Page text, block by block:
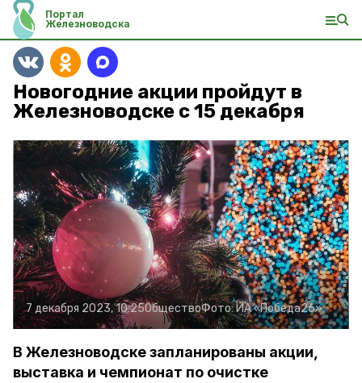
Портал
Железноводска
Новогодние акции пройдут в
Железноводске с 15 декабря
7 декабря 2023, 10:25ОбществоФото:ИА «Победа26»
В Железноводске запланированы акции,
выставка и чемпионат по очистке